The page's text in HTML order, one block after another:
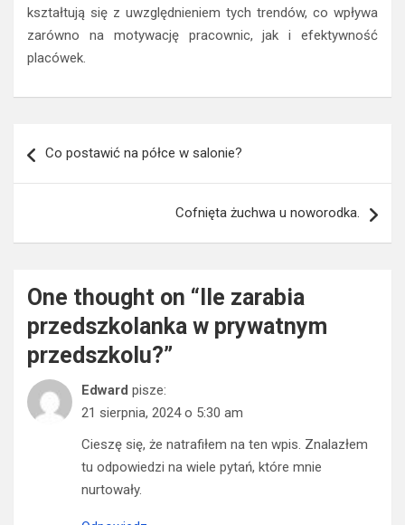
kształtują się z uwzględnieniem tych trendów, co wpływa
zarówno na motywację pracownic, jak i efektywność
placówek.
wpisu
Co postawić na półce w salonie?
Cofnięta żuchwa u noworodka.
One thought on “ Ile zarabia
przedszkolanka w prywatnym
przedszkolu?”
Edward pisze:
21 sierpnia, 2024 o 5:30 am
Cieszę się, że natrafiłem na ten wpis. Znalazłem
tu odpowiedzi na wiele pytań, które mnie
nurtowały.